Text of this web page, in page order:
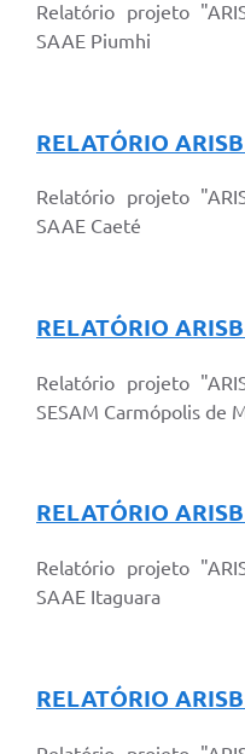
Relatório projeto
SAAE Piumhi
RELATÓRIO
Relatório projeto
SAAE Caeté
RELATÓRIO
Relatório projeto
SESAM Carmópolis de
RELATÓRIO
Relatório projeto
SAAE Itaguara
RELATÓRIO